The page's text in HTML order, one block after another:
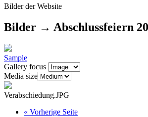
Bilder der Website
Bilder → Abschlussfeiern
Sample
Gallery focus
Media size
Verabschiedung.JPG
« Vorherige Seite